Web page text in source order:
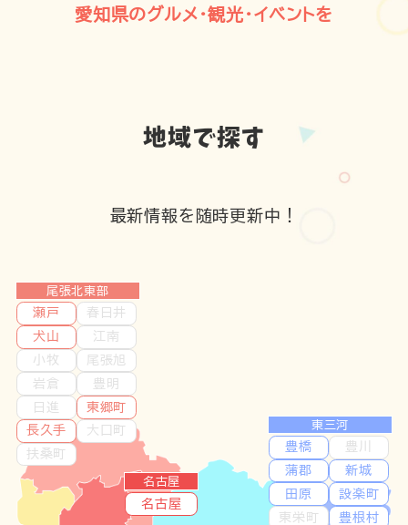
地域限定クーポン
愛知県のグルメ・観光・イベントを
地域で探す
最新情報を随時更新中！
尾張北東部
瀬戸
春日井
犬山
江南
小牧
尾張旭
岩倉
豊明
日進
東郷町
長久手
大口町
扶桑町
名古屋
名古屋
東三河
豊橋
豊川
蒲郡
新城
田原
設楽町
東栄町
豊根村